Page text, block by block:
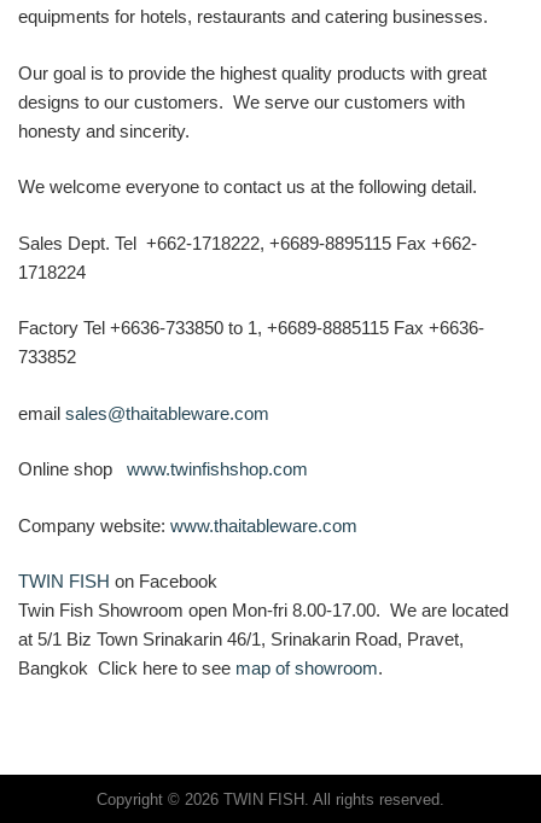
equipments for hotels, restaurants and catering businesses.
Our goal is to provide the highest quality products with great
designs to our customers. We serve our customers with
honesty and sincerity.
We welcome everyone to contact us at the following detail.
Sales Dept. Tel +662-1718222, +6689-8895115 Fax +662-
1718224
Factory Tel +6636-733850 to 1, +6689-8885115 Fax +6636-
733852
email sales@thaitableware.com
Online shop www.twinfishshop.com
Company website: www.thaitableware.com
TWIN FISH on Facebook
Twin Fish Showroom open Mon-fri 8.00-17.00. We are located
at 5/1 Biz Town Srinakarin 46/1, Srinakarin Road, Pravet,
Bangkok Click here to see map of showroom.
Copyright © 2026 TWIN FISH. All rights reserved.